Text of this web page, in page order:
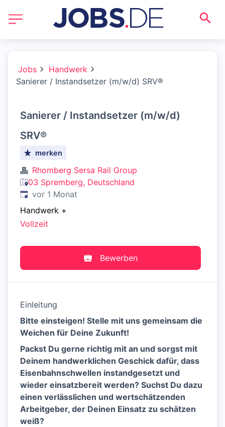
Jobs
Handwerk
Sanierer / Instandsetzer (m/w/d) SRV®
Sanierer / Instandsetzer (m/w/d)
SRV®
merken
Rhomberg Sersa Rail Group
03 Spremberg, Deutschland
Veröffentlicht:
vor 1 Monat
Handwerk +
Vollzeit
Bewerben
Einleitung
Bitte einsteigen! Stelle mit uns gemeinsam die
Weichen für Deine Zukunft!
Packst Du gerne richtig mit an und sorgst mit
Deinem handwerklichen Geschick dafür, dass
Eisenbahnschwellen instandgesetzt und
wieder einsatzbereit werden? Suchst Du dazu
einen verlässlichen und wertschätzenden
Arbeitgeber, der Deinen Einsatz zu schätzen
weiß?